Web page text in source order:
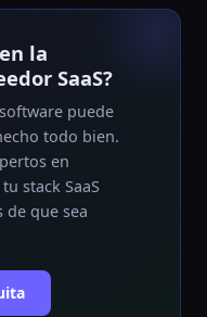
la
SaaS?
puede
todo bien.
en
stack SaaS
de que sea